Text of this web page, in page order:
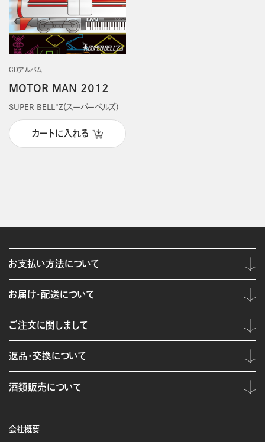
CDアルバム
MOTOR MAN 2012
SUPER BELL"Z(スーパーベルズ)
カートに入れる
会社概要
お支払い方法について
お届け・配送について
ご注文に関しまして
返品・交換について
酒類販売について